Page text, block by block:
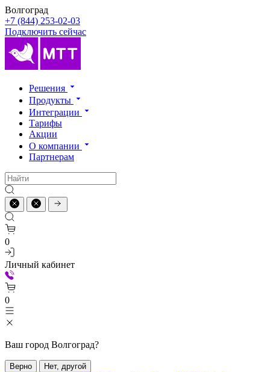
Волгоград
+7 (844) 253-02-03
Подключить сейчас
Решения
Продукты
Интеграции
Тарифы
Акции
О компании
Партнерам
0
Личный кабинет
0
Ваш город Волгоград?
Верно Нет, другой